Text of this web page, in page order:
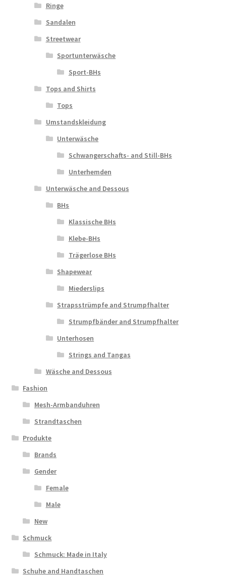
Ringe
Sandalen
Streetwear
Sportunterwäsche
Sport-BHs
Tops and Shirts
Tops
Umstandskleidung
Unterwäsche
Schwangerschafts- and Still-BHs
Unterhemden
Unterwäsche and Dessous
BHs
Klassische BHs
Klebe-BHs
Trägerlose BHs
Shapewear
Miederslips
Strapsstrümpfe and Strumpfhalter
Strumpfbänder and Strumpfhalter
Unterhosen
Strings and Tangas
Wäsche and Dessous
Fashion
Mesh-Armbanduhren
Strandtaschen
Produkte
Brands
Gender
Female
Male
New
Schmuck
Schmuck: Made in Italy
Schuhe and Handtaschen